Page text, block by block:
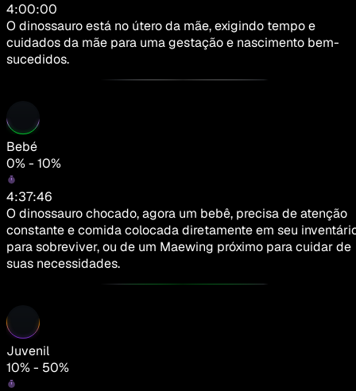
4:00:00
O dinossauro está no útero da mãe, exigindo tempo e
cuidados da mãe para uma gestação e nascimento bem-
sucedidos.
Bebé
0% - 10%
4:37:46
O dinossauro chocado, agora um bebê, precisa de atenção
constante e comida colocada diretamente em seu
para sobreviver, ou de um Maewing próximo para cuidar de
suas necessidades.
Juvenil
10% - 50%